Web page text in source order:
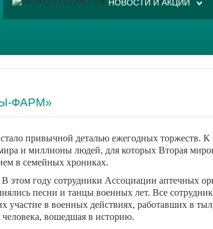
НОВОСТИ И АКЦИИ
ФАРМ»
привычной деталью ежегодных торжеств. К
и миллионы людей, для которых Вторая
в семейных хрониках.
этом году сотрудники Ассоциации аптечных
песни и танцы военных лет. Все
участие в военных действиях, работавших в
вошедшая в историю.